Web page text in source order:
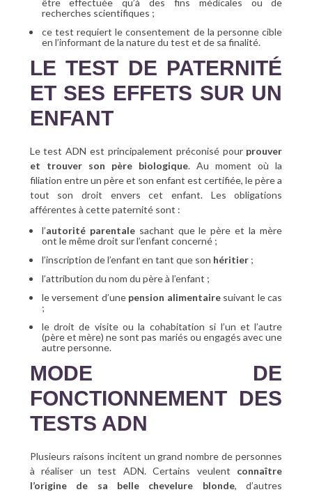
être effectuée qu’à des fins médicales ou de
recherches scientifiques ;
ce test requiert le consentement de la personne cible
en l’informant de la nature du test et de sa finalité.
LE TEST DE PATERNITÉ
ET SES EFFETS SUR UN
ENFANT
Le test ADN est principalement préconisé pour prouver
et trouver son père biologique. Au moment où la
filiation entre un père et son enfant est certifiée, le père a
tout son droit envers cet enfant. Les obligations
afférentes à cette paternité sont :
l’autorité parentale sachant que le père et la mère
ont le même droit sur l’enfant concerné ;
l’inscription de l’enfant en tant que son héritier;
l’attribution du nom du père à l’enfant ;
le versement d’une pension alimentairesuivant le cas
;
le droit de visite ou la cohabitation si l’un et l’autre
(père et mère) ne sont pas mariés ou engagés avec une
autre personne.
MODE DE
FONCTIONNEMENT DES
TESTS ADN
Plusieurs raisons incitent un grand nombre de personnes
à réaliser un test ADN. Certains veulent connaître
l’origine de sa belle chevelure blonde, d’autres